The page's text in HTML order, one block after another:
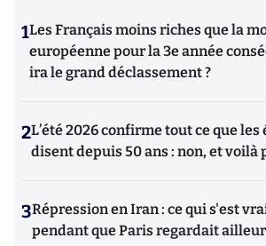
1Les Français moins riches que la
européenne pour la 3e année
ira le grand déclassement ?
2L’été 2026 confirme tout ce que les
disent depuis 50 ans : non, et voilà
3Répression en Iran : ce qui s'est
pendant que Paris regardait